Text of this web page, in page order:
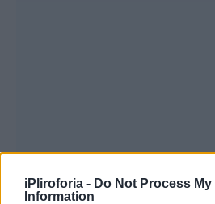
iPliroforia - Do Not Process My
Information